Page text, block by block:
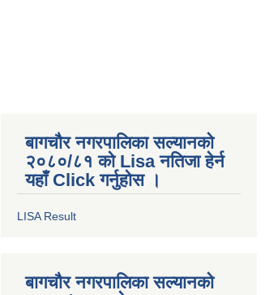
बागचौर नगरपालिका सल्यानको
२०८०/८१ को Lisa नतिजा हेर्न
यहाँ Click गर्नुहोस ।
LISA Result
बागचौर नगरपालिका सल्यानको